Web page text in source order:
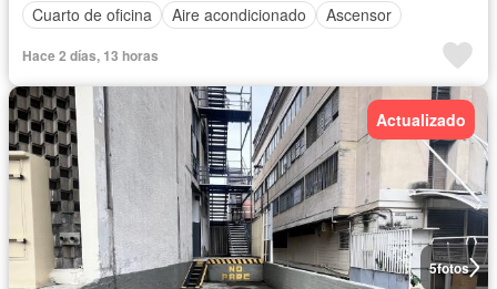
Cuarto de oficina
Aire acondicionado Ascensor
Hace 2 días, 13 horas
5fotos
Actualizado